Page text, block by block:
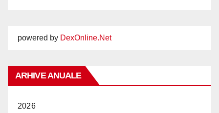
powered by DexOnline.Net
ARHIVE ANUALE
2026